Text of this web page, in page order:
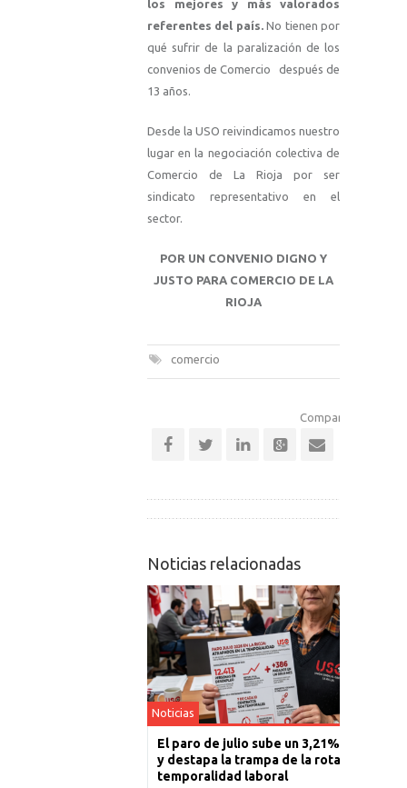
los mejores y más valorados
referentes del país.No tienen por
qué sufrir de la paralización de los
convenios de Comercio después de
13 años.
Desde la USO reivindicamos nuestro
lugar en la negociación colectiva de
Comercio de La Rioja por ser
sindicato representativo en el
sector.
POR UN CONVENIO DIGNO Y
JUSTO PARA COMERCIO DE LA
RIOJA
comercio
Comparte esta
Noticias relacionadas
Noticias
El paro de julio sube un 3,21% en La
y destapa la trampa de la rotación y la
temporalidad laboral